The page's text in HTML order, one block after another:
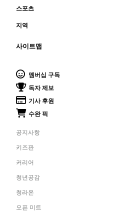
스포츠
지역
사이트맵
멤버십 구독
독자 제보
기사 후원
수완 픽
공지사항
키즈판
커리어
청년공감
청라온
오픈 미트